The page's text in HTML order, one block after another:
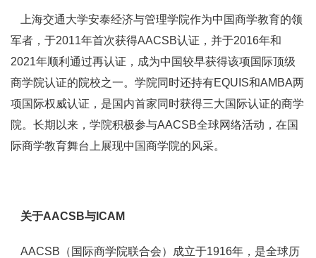
上海交通大学安泰经济与管理学院作为中国商学教育的领
军者，于2011年首次获得AACSB认证，并于2016年和
2021年顺利通过再认证，成为中国较早获得该项国际顶级
商学院认证的院校之一。学院同时还持有EQUIS和AMBA两
项国际权威认证，是国内首家同时获得三大国际认证的商学
院。长期以来，学院积极参与AACSB全球网络活动，在国
际商学教育舞台上展现中国商学院的风采。
关于AACSB与ICAM
AACSB（国际商学院联合会）成立于1916年，是全球历